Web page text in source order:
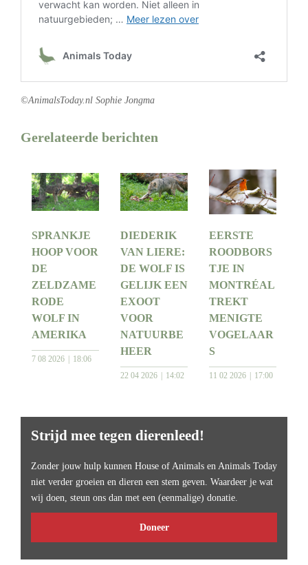
©AnimalsToday.nl Sophie Jongma
Gerelateerde berichten
SPRANKJE
HOOP VOOR
DE
ZELDZAME
RODE
WOLF IN
AMERIKA
7 08 2026 18:06
DIEDERIK
VAN LIERE:
DE WOLF IS
GELIJK EEN
EXOOT
VOOR
NATUURBE
HEER
22 04 2026 14:02
EERSTE
ROODBORS
TJE IN
MONTRÉAL
TREKT
MENIGTE
VOGELAAR
S
11 02 2026 17:00
Strijd mee tegen dierenleed!
Zonder jouw hulp kunnen House of Animals en Animals Today
niet verder groeien en dieren een stem geven. Waardeer je wat
wij doen, steun ons dan met een (eenmalige) donatie.
Doneer